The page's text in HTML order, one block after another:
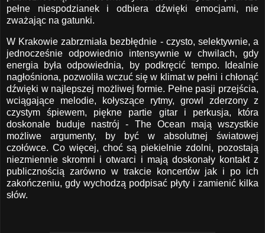
pełne niespodzianek i odbiera dźwięki emocjami, nie
zważając na gatunki.
W Krakowie zabrzmiała bezbłędnie - czysto, selektywnie, a
jednocześnie odpowiednio intensywnie w chwilach, gdy
energia była odpowiednia, by podkręcić tempo. Idealnie
nagłośniona, pozwoliła wczuć się w klimat w pełni i chłonąć
dźwięki w najlepszej możliwej formie. Pełne pasji przejścia,
wciągające melodie, kołyszące rytmy, growl zderzony z
czystym śpiewem, piękne partie gitar i perkusja, która
doskonale buduje nastrój - The Ocean mają wszystkie
możliwe argumenty, by być w absolutnej światowej
czołówce. Co więcej, choć są piekielnie zdolni, pozostają
niezmiennie skromni i otwarci i mają doskonały kontakt z
publicznością zarówno w trakcie koncertów jak i po ich
zakończeniu, gdy wychodzą podpisać płyty i zamienić kilka
słów.